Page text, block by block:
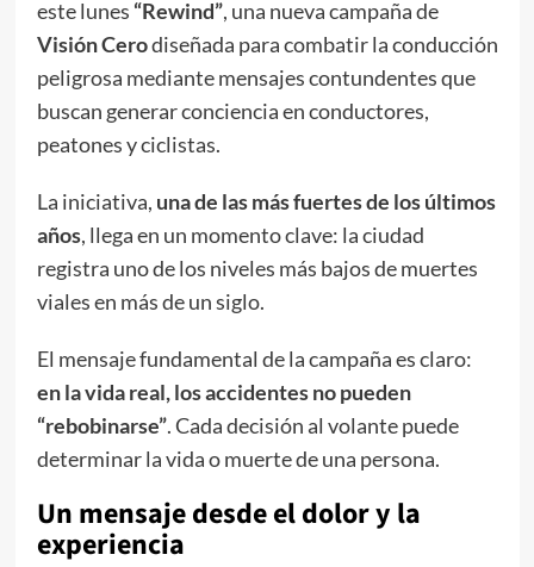
este lunes “Rewind”, una nueva campaña de
Visión Cerodiseñada para combatir la conducción
peligrosa mediante mensajes contundentes que
buscan generar conciencia en conductores,
peatones y ciclistas.
La iniciativa, una de las más fuertes de los últimos
años, llega en un momento clave: la ciudad
registra uno de los niveles más bajos de muertes
viales en más de un siglo.
El mensaje fundamental de la campaña es claro:
en la vida real, los accidentes no pueden
“rebobinarse”. Cada decisión al volante puede
determinar la vida o muerte de una persona.
Un mensaje desde el dolor y la
experiencia